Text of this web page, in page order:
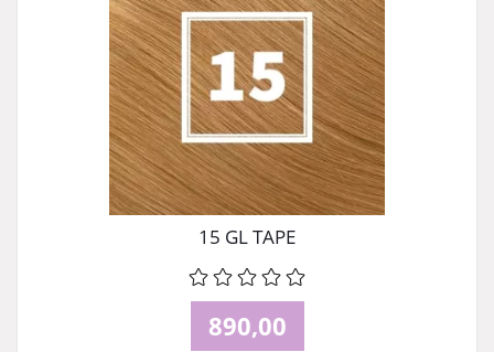
15 GL TAPE
890,00